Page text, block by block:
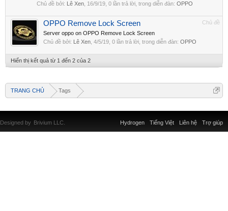
Chủ đề bởi: Lê Xen 16/9/19 , 0 lần trả lời, trong diễn đàn: OPPO
Chủ đề
OPPO Remove Lock Screen
Server oppo on OPPO Remove Lock Screen
Chủ đề bởi: Lê Xen 4/5/19 , 0 lần trả lời, trong diễn đàn: OPPO
Hiển thị kết quả từ 1 đến 2 của 2
TRANG CHỦ Tags
Liên hệ Trợ giúp
Hydrogen Tiếng Việt
Designed by Brivium LLC.